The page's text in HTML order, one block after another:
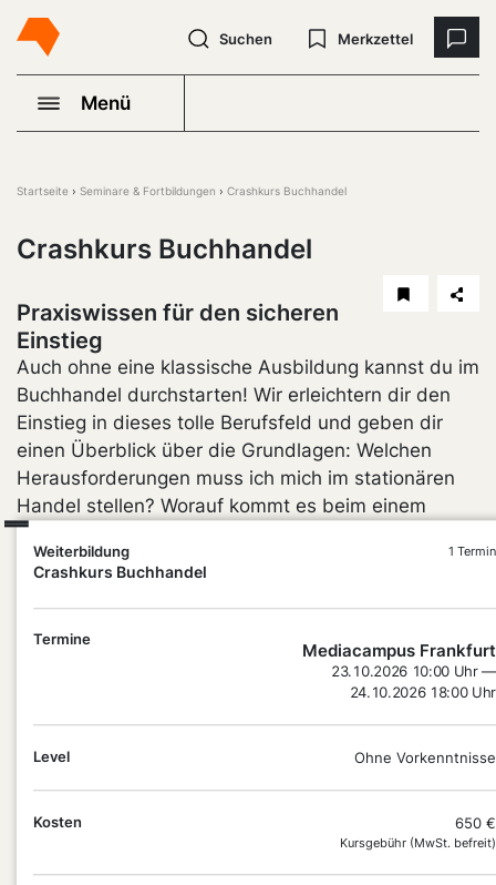
Suchen Merkzettel
Menü
Weiterbildung
Crashkurs Buchhandel
1 Termin
Termine
Mediacampus Frankfurt
23.10.2026 10:00 Uhr —
24.10.2026 18:00 Uhr
Level Ohne Vorkenntnisse
Kosten 650 €
Kursgebühr (MwSt. befreit)
Startseite Seminare & Fortbildungen Crashkurs Buchhandel
Crashkurs Buchhandel
Praxiswissen für den sicheren
Einstieg
Auch ohne eine klassische Ausbildung kannst du im
Buchhandel durchstarten! Wir erleichtern dir den
Einstieg in dieses tolle Berufsfeld und geben dir
einen Überblick über die Grundlagen: Welchen
Herausforderungen muss ich mich im stationären
Handel stellen? Worauf kommt es beim einem
gelungen Raumund Sortimentskonzept an? Wie
funktionieren Lieferungen und Bestellungen?
wichtigen Fragen, damit du gut vorbereitet und mit
viel Freude in deinem neuen Traumberuf